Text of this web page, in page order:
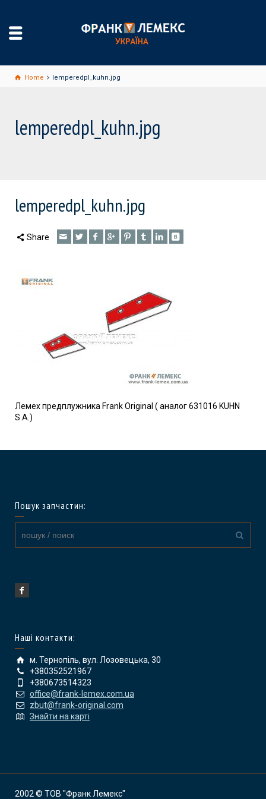
Home lemperedpl_kuhn.jpg
lemperedpl_kuhn.jpg
lemperedpl_kuhn.jpg
Share
Лемех предплужника Frank Original ( аналог 631016 KUHN
S.A.)
Пошук запчастин:
Наші контакти:
м. Тернопіль, вул. Лозовецька, 30
+380352521967
+380673514323
office@frank-lemex.com.ua
zbut@frank-original.com
Знайти на карті
2002 © ТОВ "Франк Лемекс"